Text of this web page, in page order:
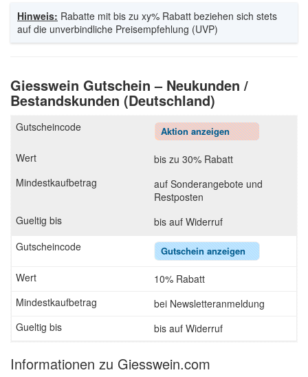
Hinweis: Rabatte mit bis zu xy% Rabatt beziehen sich stets
auf die unverbindliche Preisempfehlung (UVP)
Giesswein Gutschein – Neukunden /
Bestandskunden (Deutschland)
Aktion anzeigen
bis zu 30% Rabatt
auf Sonderangebote und
Restposten
bis auf Widerruf
Gutschein anzeigen
10% Rabatt
bei Newsletteranmeldung
bis auf Widerruf
Informationen zu Giesswein.com